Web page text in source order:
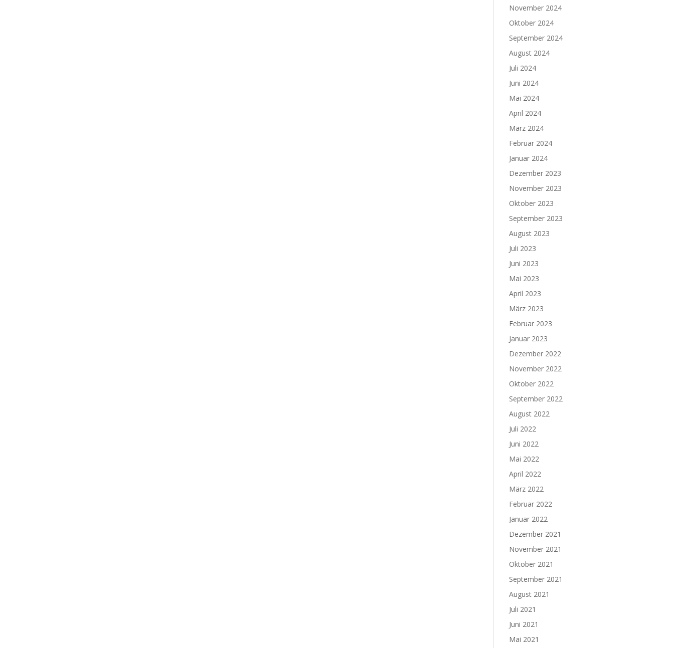
November 2024
Oktober 2024
September 2024
August 2024
Juli 2024
Juni 2024
Mai 2024
April 2024
März 2024
Februar 2024
Januar 2024
Dezember 2023
November 2023
Oktober 2023
September 2023
August 2023
Juli 2023
Juni 2023
Mai 2023
April 2023
März 2023
Februar 2023
Januar 2023
Dezember 2022
November 2022
Oktober 2022
September 2022
August 2022
Juli 2022
Juni 2022
Mai 2022
April 2022
März 2022
Februar 2022
Januar 2022
Dezember 2021
November 2021
Oktober 2021
September 2021
August 2021
Juli 2021
Juni 2021
Mai 2021